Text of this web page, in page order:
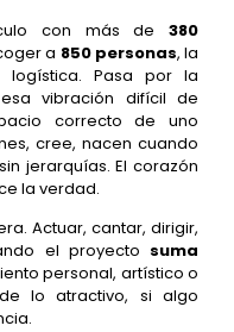
con más de 380
a 850 personas, la
Pasa por la
vibración difícil de
correcto de uno
cree, nacen cuando
jerarquías. El corazón
la verdad.
Actuar, cantar, dirigir,
el proyecto suma
personal, artístico o
lo atractivo, si algo